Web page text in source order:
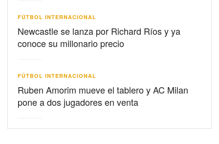
FÚTBOL INTERNACIONAL
Newcastle se lanza por Richard Ríos y ya
conoce su millonario precio
FÚTBOL INTERNACIONAL
Ruben Amorim mueve el tablero y AC Milan
pone a dos jugadores en venta